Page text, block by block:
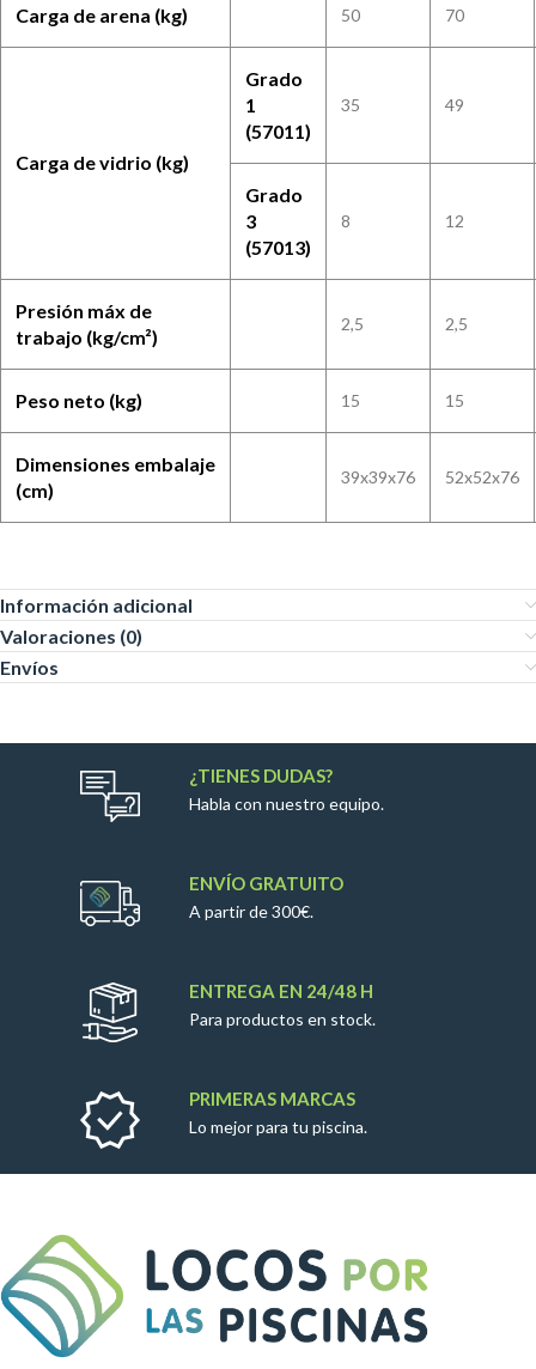
Carga de arena (kg) 50 70
Carga de vidrio (kg)
Grado
1
(57011)
35 49
Grado
3
(57013)
8 12
Presión máx de
trabajo (kg/cm²)
2,5 2,5
Peso neto (kg) 15 15
Dimensiones embalaje
(cm)
39x39x76 52x52x76
Información adicional
Valoraciones (0)
Envíos
¿TIENES DUDAS?
Habla con nuestro equipo.
ENVÍO GRATUITO
A partir de 300€.
ENTREGA EN 24/48 H
Para productos en stock.
PRIMERAS MARCAS
Lo mejor para tu piscina.